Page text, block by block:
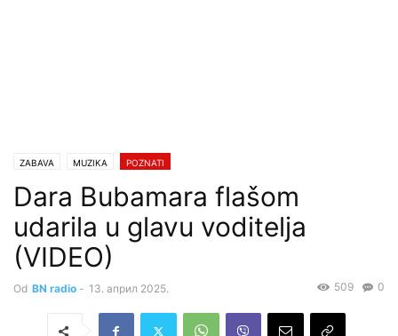
ZABAVA MUZIKA POZNATI
Dara Bubamara flašom
udarila u glavu voditelja
(VIDEO)
Od BN radio - 13. април 2025. 0
509